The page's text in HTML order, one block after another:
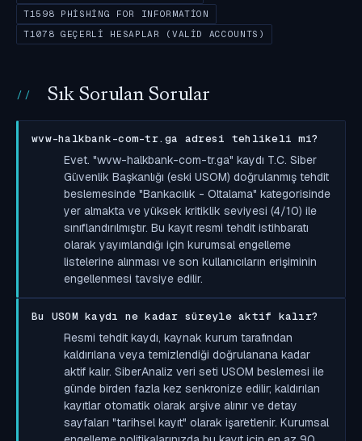
T1598 PHISHING FOR INFORMATION
T1078 GEÇERLI HESAPLAR (VALID ACCOUNTS)
Sık Sorulan Sorular
wvw-halkbank-com-tr.ga adresi tehlikeli mi?
Evet. "wvw-halkbank-com-tr.ga" kaydı T.C. Siber
Güvenlik Başkanlığı (eski USOM) doğrulanmış tehdit
beslemesinde "Bankacılık - Oltalama" kategorisinde
yer almakta ve yüksek kritiklik seviyesi (4/10) ile
sınıflandırılmıştır. Bu kayıt resmi tehdit istihbaratı
olarak yayımlandığı için kurumsal engelleme
listelerine alınması ve son kullanıcıların erişiminin
engellenmesi tavsiye edilir.
Bu USOM kaydı ne kadar süreyle aktif kalır?
Resmi tehdit kaydı, kaynak kurum tarafından
kaldırılana veya temizlendiği doğrulanana kadar
aktif kalır. SiberAnaliz veri seti USOM beslemesi ile
günde birden fazla kez senkronize edilir; kaldırılan
kayıtlar otomatik olarak arşive alınır ve detay
sayfaları "tarihsel kayıt" olarak işaretlenir. Kurumsal